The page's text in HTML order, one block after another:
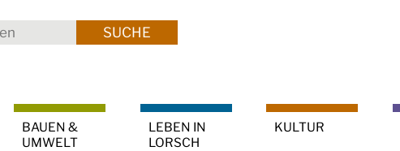
SUCHE
BAUEN &
UMWELT
LEBEN IN
LORSCH
KULTUR